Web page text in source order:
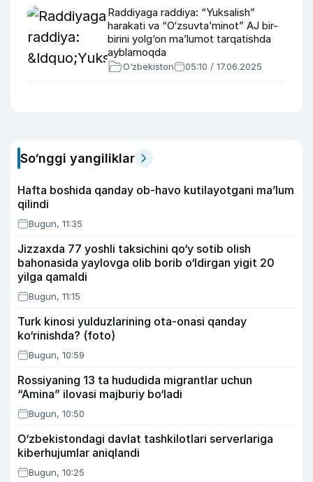
Raddiyaga raddiya: “Yuksalish”
harakati va “O‘zsuvtaʼminot” AJ bir-
birini yolg‘on maʼlumot tarqatishda
ayblamoqda
O‘zbekiston 05:10 / 17.06.2025
So‘nggi yangiliklar
Hafta boshida qanday ob-havo kutilayotgani ma’lum
qilindi
Bugun, 11:35
Jizzaxda 77 yoshli taksichini qo‘y sotib olish
bahonasida yaylovga olib borib o‘ldirgan yigit 20
yilga qamaldi
Bugun, 11:15
Turk kinosi yulduzlarining ota-onasi qanday
ko‘rinishda? (foto)
Bugun, 10:59
Rossiyaning 13 ta hududida migrantlar uchun
“Amina” ilovasi majburiy bo‘ladi
Bugun, 10:50
O‘zbekistondagi davlat tashkilotlari serverlariga
kiberhujumlar aniqlandi
Bugun, 10:25